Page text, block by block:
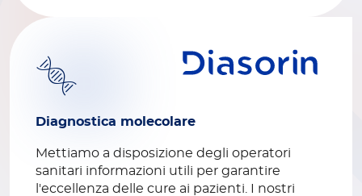
Diagnostica molecolare
Mettiamo a disposizione degli operatori
sanitari informazioni utili per garantire
l'eccellenza delle cure ai pazienti. I nostri